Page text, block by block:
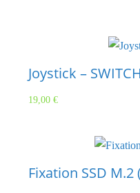
Joystick –
19,00 €
Fixation SSD M.2